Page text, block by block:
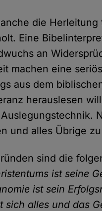
die
Eine
an
machen eine
aus dem
herauslesen
und alles Übrige
sind die
ist seine
ist sein
sich alles und das